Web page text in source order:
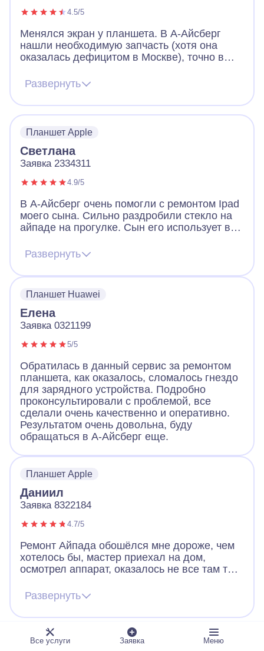
4.5/5
Менялся экран у планшета. В А-Айсберг
нашли необходимую запчасть (хотя она
оказалась дефицитом в Москве), точно в
быстро и качественно произвёл замену. При
этом мастер отвечал на вопросы, связанные
с эксплуатацией и возможным ремонтом.
Впечатления - только положительные.
Развернуть
Планшет Apple
Светлана
Заявка 2334311
4.9/5
В А-Айсберг очень помогли с ремонтом Ipad
моего сына. Сильно раздробили стекло на
айпаде на прогулке. Сын его использует в
уже на следующий день. После звонка в
сервис, приехал мастер и через час уже все
починил. В использовании такой же как до
нового из магазина не отличается. Спасибо
за быструю помощь.
Развернуть
Планшет Huawei
Елена
Заявка 0321199
5/5
Обратилась в данный сервис за ремонтом
планшета, как оказалось, сломалось гнездо
для зарядного устройства. Подробно
проконсультировали с проблемой, все
сделали очень качественно и оперативно.
Результатом очень довольна, буду
обращаться в А-Айсберг еще.
Планшет Apple
Даниил
Заявка 8322184
4.7/5
Ремонт Айпада обошёлся мне дороже, чем
хотелось бы, мастер приехал на дом,
осмотрел аппарат, оказалось не все там так
замена деталей. В связи с этим и стоимость
ремонта вышла не копеечная. Ну новый мне
все равно в разы дороже обошёлся бы, так
что считаю, что удачно отремонтировали,
работает хорошо сейчас.
Развернуть
Планшет Apple
Все услуги Заявка Меню